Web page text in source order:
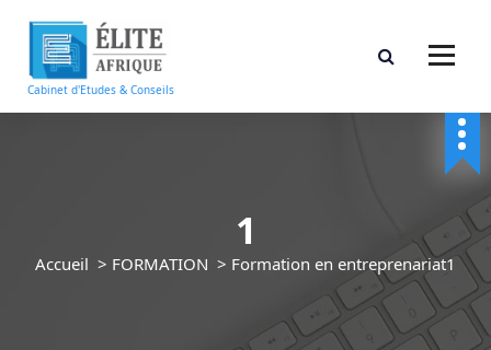
r
Cabinet d'Etudes & Conseils
1
Accueil > FORMATION > Formation en entreprenariat1